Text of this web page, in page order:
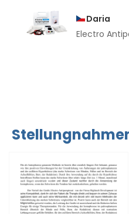
jetzt wirklich gut, ich
früher kaufen sollen.
Daria
Electro